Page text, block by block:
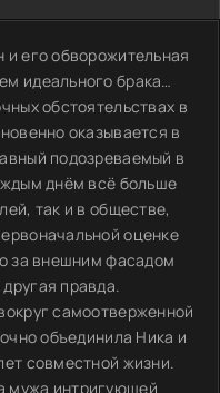
его обворожительная
идеального брака…
обстоятельствах в
оказывается в
подозреваемый в
днём всё больше
так и в обществе,
оценке
за внешним фасадом
правда.
самоотверженной
объединила Ника и
совместной жизни.
мужа интригующей